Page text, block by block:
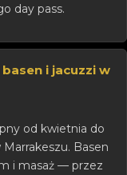
day pass.
i jacuzzi w
od kwietnia do
Basen
i masaż — przez